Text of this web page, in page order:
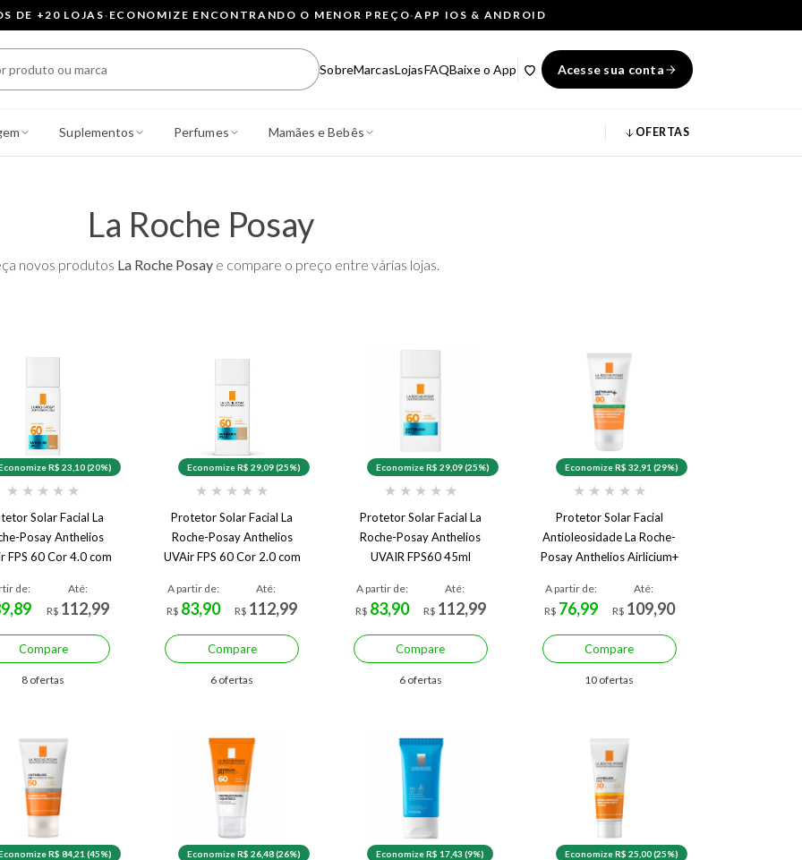
DE +20 LOJAS· ECONOMIZE ENCONTRANDO O MENOR PREÇO·APP IOS & ANDROID
SobreMarcasLojasFAQBaixe o App Acesse sua conta
Suplementos Perfumes Mamães e Bebês OFERTAS
La Roche Posay
novos produtos La Roche Posay e compare o preço entre várias lojas.
R$ 23,10 (20%)
★ ★ ★ ★ ★
Solar Facial La
Posay Anthelios
FPS 60 Cor 4.0 com
de:
Até:
R$ 112,99
Compare
8 ofertas
Economize R$ 29,09 (25%)
★ ★ ★ ★ ★
Protetor Solar Facial La
Roche-Posay Anthelios
UVAir FPS 60 Cor 2.0 com
A partir de:
R$ 83,90
Até:
R$ 112,99
Compare
6 ofertas
Economize R$ 29,09 (25%)
★ ★ ★ ★ ★
Protetor Solar Facial La
Roche-Posay Anthelios
UVAIR FPS60 45ml
A partir de:
R$ 83,90
Até:
R$ 112,99
Compare
6 ofertas
Economize R$ 32,91 (29%)
★ ★ ★ ★ ★
Protetor Solar Facial
Antioleosidade La Roche-
Posay Anthelios Airlicium+
A partir de:
R$ 76,99
Até:
R$ 109,90
Compare
10 ofertas
R$ 84,21 (45%) Economize R$ 26,48 (26%) Economize R$ 17,43 (9%) Economize R$ 25,00 (25%)